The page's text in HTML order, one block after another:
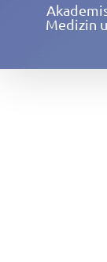
Medizin